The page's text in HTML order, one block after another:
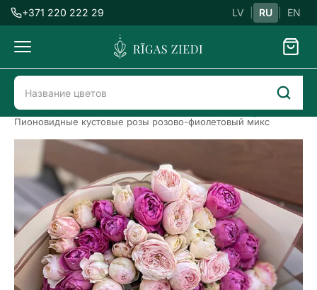
+371 220 222 29 LV RU EN
Доставка
цветов
Доставка цветов в Риге Розы
Пионовидные розы
Пионовидные кустовые розы розово-фиолетовый микс
Previous
Пионовидные
кустовые
розы
розово-
фиолетовый
микс
Next